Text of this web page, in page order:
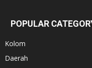
POPULAR
Kolom
Daerah